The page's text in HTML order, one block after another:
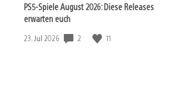
PS5-Spiele August 2026: Diese Releases
erwarten euch
Veröffentlichungsdatum:
23. Jul 2026 2 11